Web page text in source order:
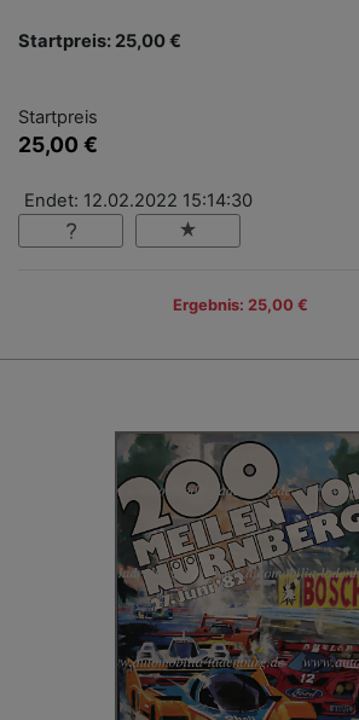
Startpreis: 25,00 €
Startpreis
25,00 €
Endet: 12.02.2022 15:14:30
Ergebnis: 25,00 €